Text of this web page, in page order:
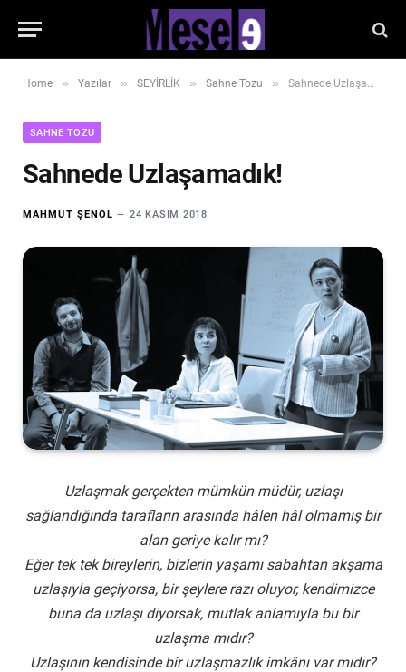
Home » Yazılar » SEYİRLİK » Sahne Tozu » Sahnede Uzlaşamadık!
SAHNE TOZU
Sahnede Uzlaşamadık!
MAHMUT ŞENOL 24 KASIM 2018
Uzlaşmakgerçekten mümkün müdür, uzlaşı
sağlandığında tarafların arasında hâlen hâl olmamış bir
alan geriye kalır mı?
Eğer tek tek bireylerin, bizlerin yaşamı sabahtan akşama
uzlaşıyla geçiyorsa, bir şeylere razı oluyor, kendimizce
buna da uzlaşı diyorsak, mutlak anlamıyla bu bir
uzlaşma mıdır?
Uzlaşının kendisinde bir uzlaşmazlık imkânı var mıdır?